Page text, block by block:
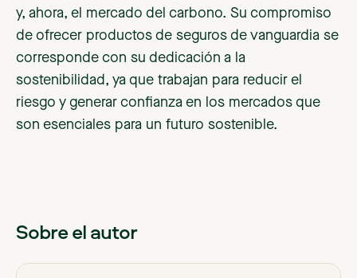
y, ahora, el mercado del carbono. Su compromiso
de ofrecer productos de seguros de vanguardia se
corresponde con su dedicación a la
sostenibilidad, ya que trabajan para reducir el
riesgo y generar confianza en los mercados que
son esenciales para un futuro sostenible.
Sobre el autor